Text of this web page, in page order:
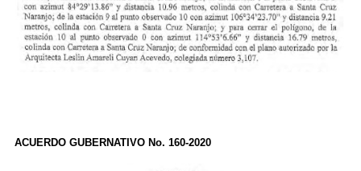
ACUERDO GUBERNATIVO No. 160-2020